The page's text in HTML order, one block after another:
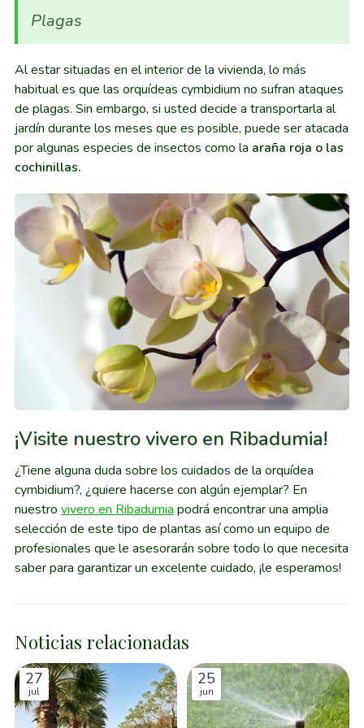
Plagas
Al estar situadas en el interior de la vivienda, lo más
habitual es que las orquídeas cymbidium no sufran ataques
de plagas. Sin embargo, si usted decide a transportarla al
jardín durante los meses que es posible, puede ser atacada
por algunas especies de insectos como la araña roja o las
cochinillas.
¡Visite nuestro vivero en Ribadumia!
¿Tiene alguna duda sobre los cuidados de la orquídea
cymbidium?, ¿quiere hacerse con algún ejemplar? En
nuestro vivero en Ribadumia podrá encontrar una amplia
selección de este tipo de plantas así como un equipo de
profesionales que le asesorarán sobre todo lo que necesita
saber para garantizar un excelente cuidado, ¡le esperamos!
Noticias relacionadas
27
jul
25
jun